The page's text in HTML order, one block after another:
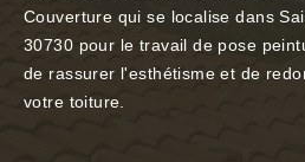
Couverture qui se localise dans
30730 pour le travail de pose
de rassurer l'esthétisme et de
votre toiture.